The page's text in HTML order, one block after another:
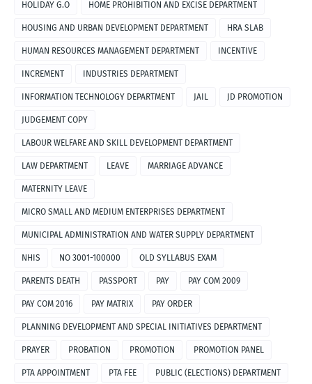
HOLIDAY G.O HOME PROHIBITION AND EXCISE DEPARTMENT
HOUSING AND URBAN DEVELOPMENT DEPARTMENT HRA SLAB
HUMAN RESOURCES MANAGEMENT DEPARTMENT INCENTIVE
INCREMENT INDUSTRIES DEPARTMENT
INFORMATION TECHNOLOGY DEPARTMENT JAIL JD PROMOTION
JUDGEMENT COPY
LABOUR WELFARE AND SKILL DEVELOPMENT DEPARTMENT
LAW DEPARTMENT LEAVE MARRIAGE ADVANCE
MATERNITY LEAVE
MICRO SMALL AND MEDIUM ENTERPRISES DEPARTMENT
MUNICIPAL ADMINISTRATION AND WATER SUPPLY DEPARTMENT
NHIS NO 3001-100000 OLD SYLLABUS EXAM
PARENTS DEATH PASSPORT PAY PAY COM 2009
PAY COM 2016 PAY MATRIX PAY ORDER
PLANNING DEVELOPMENT AND SPECIAL INITIATIVES DEPARTMENT
PRAYER PROBATION PROMOTION PROMOTION PANEL
PTA APPOINTMENT PTA FEE PUBLIC (ELECTIONS) DEPARTMENT